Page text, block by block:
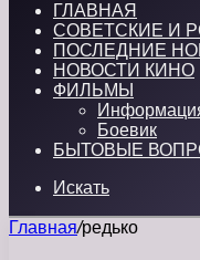
ГЛАВНАЯ
СОВЕТСКИЕ И
ПОСЛЕДНИЕ
НОВОСТИ КИНО
ФИЛЬМЫ
Боевик
БЫТОВЫЕ
Искать
Главная/редько